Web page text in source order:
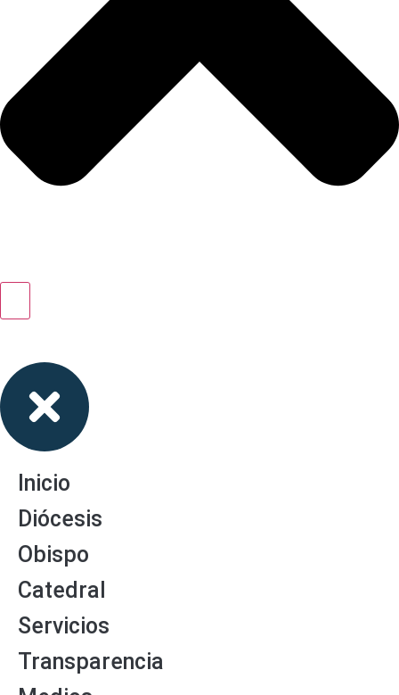
Inicio
Diócesis
Obispo
Catedral
Servicios
Transparencia